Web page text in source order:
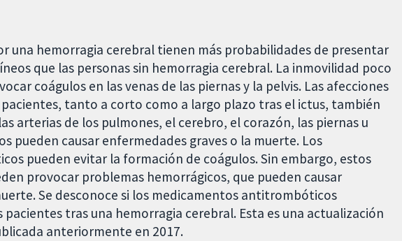
una hemorragia cerebral tienen más probabilidades de presentar
que las personas sin hemorragia cerebral. La inmovilidad poco
coágulos en las venas de las piernas y la pelvis. Las afecciones
pacientes, tanto a corto como a largo plazo tras el ictus, también
arterias de los pulmones, el cerebro, el corazón, las piernas u
pueden causar enfermedades graves o la muerte. Los
pueden evitar la formación de coágulos. Sin embargo, estos
provocar problemas hemorrágicos, que pueden causar
Se desconoce si los medicamentos antitrombóticos
tras una hemorragia cerebral. Esta es una actualización
anteriormente en 2017.